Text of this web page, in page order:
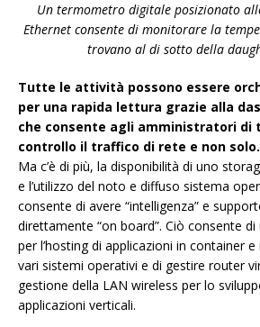
Un termometro digitale posizionato
Ethernet consente di monitorare la
trovano al di sotto della
Tutte le attività possono essere
per una rapida lettura grazie alla
che consente agli amministratori di
controllo il traffico di rete e non solo.
Ma c’è di più, la disponibilità di uno
e l’utilizzo del noto e diffuso sistema
consente di avere “intelligenza” e
direttamente “on board”. Ciò consente
per l’hosting di applicazioni in container
vari sistemi operativi e di gestire router
gestione della LAN wireless per lo
applicazioni verticali.